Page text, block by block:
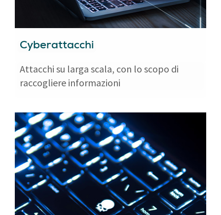
Cyberattacchi
Attacchi su larga scala, con lo scopo di
raccogliere informazioni